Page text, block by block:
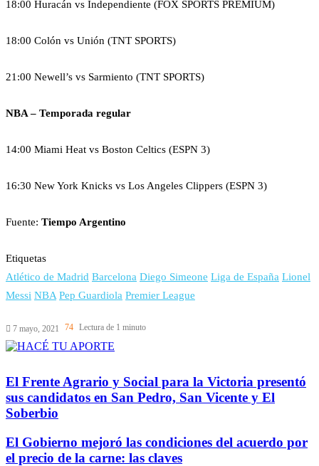
18:00 Huracán vs Independiente (FOX SPORTS PREMIUM)
18:00 Colón vs Unión (TNT SPORTS)
21:00 Newell’s vs Sarmiento (TNT SPORTS)
NBA – Temporada regular
14:00 Miami Heat vs Boston Celtics (ESPN 3)
16:30 New York Knicks vs Los Angeles Clippers (ESPN 3)
Fuente: Tiempo Argentino
Etiquetas
Atlético de Madrid Barcelona Diego Simeone Liga de España Lionel
Messi NBA Pep Guardiola Premier League
7 mayo, 2021 74 Lectura de 1 minuto
El Frente Agrario y Social para la Victoria presentó
sus candidatos en San Pedro, San Vicente y El
Soberbio
El Gobierno mejoró las condiciones del acuerdo por
el precio de la carne: las claves